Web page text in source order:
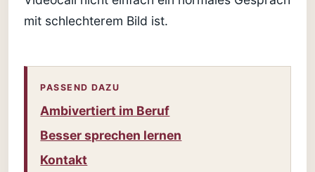
mit schlechterem Bild ist.
PASSEND DAZU
Ambivertiert im Beruf
Besser sprechen lernen
Kontakt